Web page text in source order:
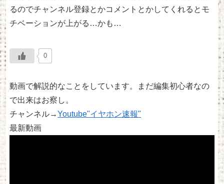
るのでチャンネル登録とかコメントとかしてくれるとモ
チベーションが上がる…かも…
0
動画で解説的なことをしています。まだ編集初心者なの
で出来はお察し。
チャンネル→ Youtube"イヤホン速報"
最新動画